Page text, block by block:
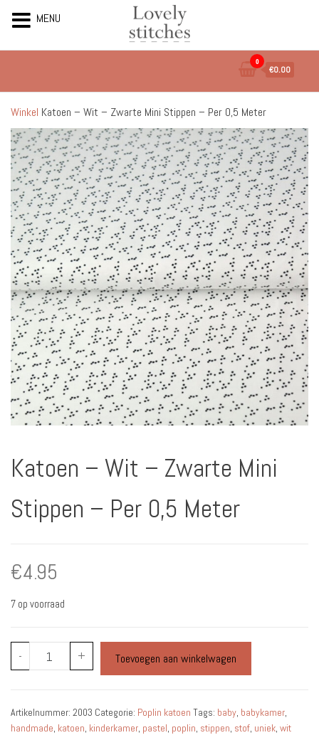
de
inhoud
0
€0.00
Winkel Katoen – Wit – Zwarte Mini Stippen – Per 0,5 Meter
Katoen – Wit – Zwarte Mini
Stippen – Per 0,5 Meter
€4.95
7 op voorraad
-
Katoen
-
Zwarte
+ Toevoegen aan winkelwagen
Artikelnummer: 2003 Categorie: Poplin katoen Tags: baby, babykamer,
handmade, katoen, kinderkamer, pastel, poplin, stippen, stof, uniek, wit
MENU